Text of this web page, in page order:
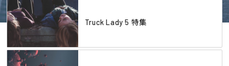
Truck Lady 5 特集